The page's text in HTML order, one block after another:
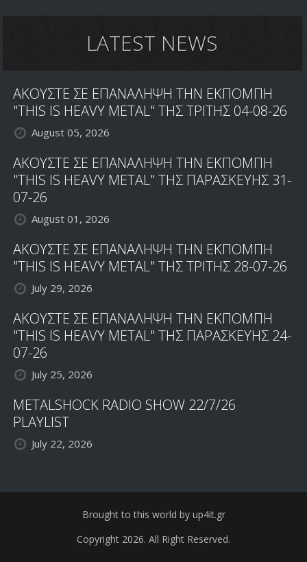
LATEST NEWS
ΑΚΟΥΣΤΕ ΣΕ ΕΠΑΝΑΛΗΨΗ ΤΗΝ ΕΚΠΟΜΠΗ
"THIS IS HEAVY METAL" ΤΗΣ ΤΡΙΤΗΣ 04-08-26
August 05, 2026
ΑΚΟΥΣΤΕ ΣΕ ΕΠΑΝΑΛΗΨΗ ΤΗΝ ΕΚΠΟΜΠΗ
"THIS IS HEAVY METAL" ΤΗΣ ΠΑΡΑΣΚΕΥΗΣ 31-
07-26
August 01, 2026
ΑΚΟΥΣΤΕ ΣΕ ΕΠΑΝΑΛΗΨΗ ΤΗΝ ΕΚΠΟΜΠΗ
"THIS IS HEAVY METAL" ΤΗΣ ΤΡΙΤΗΣ 28-07-26
July 29, 2026
ΑΚΟΥΣΤΕ ΣΕ ΕΠΑΝΑΛΗΨΗ ΤΗΝ ΕΚΠΟΜΠΗ
"THIS IS HEAVY METAL" ΤΗΣ ΠΑΡΑΣΚΕΥΗΣ 24-
07-26
July 25, 2026
METALSHOCK RADIO SHOW 22/7/26
PLAYLIST
July 22, 2026
Brought to this world by up4it.gr
Copyright 2026. All Right Reserved.